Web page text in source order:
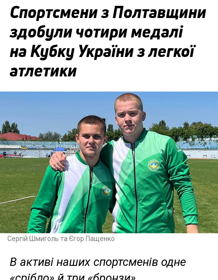
Спортсмени з Полтавщини
здобули чотири медалі
на Кубку України з легкої
атлетики
Сергій Шмиголь та Єгор Пащенко
В активі наших спортсменів одне